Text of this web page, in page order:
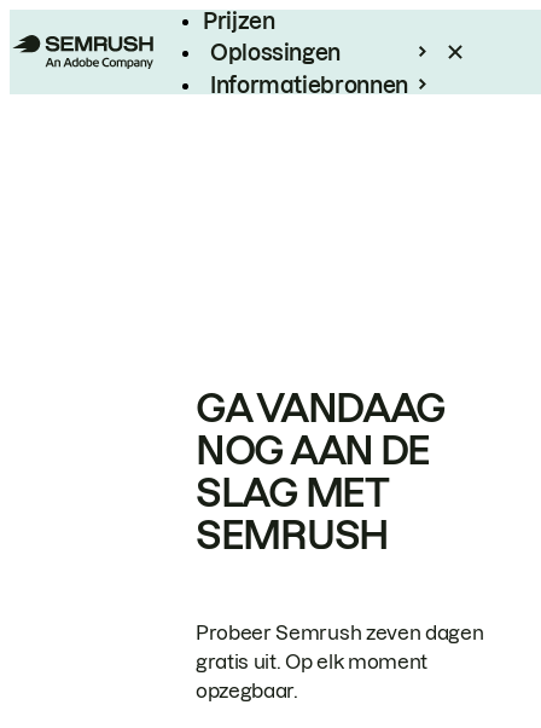
Prijzen
Oplossingen
Informatiebronnen
GA VANDAAG
NOG AAN DE
SLAG MET
SEMRUSH
Probeer Semrush zeven dagen
gratis uit. Op elk moment
opzegbaar.